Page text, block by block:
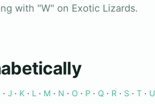
with "W" on Exotic Lizards.
· J · K · L · M · N · O · P · Q · R · S · T · U